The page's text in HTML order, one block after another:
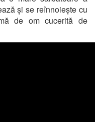
și se reînnoiește cu
de om cucerită de